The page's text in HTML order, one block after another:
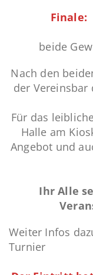
Finale:
beide
Nach den
der Vereinsbar
Für das
Halle am
Angebot und
Ihr Alle
Weiter Infos
Turnier